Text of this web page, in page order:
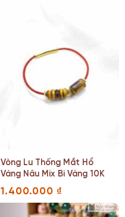
Vòng Lu Thống Mắt Hổ
Vàng Nâu Mix Bi Vàng 10K
1.400.000 ₫